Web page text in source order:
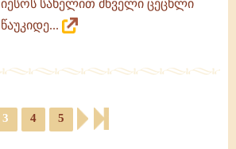
იესოს სახელით მწველი ცეცხლი
წაუკიდე...
3 4 5